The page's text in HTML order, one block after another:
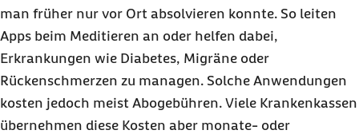
man früher nur vor Ort absolvieren konnte. So leiten
Apps beim Meditieren an oder helfen dabei,
Erkrankungen wie Diabetes, Migräne oder
Rückenschmerzen zu managen. Solche Anwendungen
kosten jedoch meist Abogebühren. Viele Krankenkassen
übernehmen diese Kosten aber monate- oder